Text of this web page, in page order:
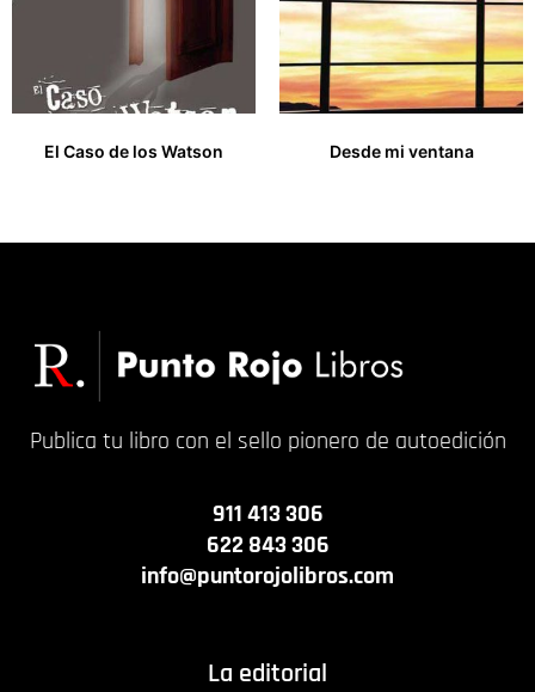
El Caso de los Watson
Desde mi ventana
Publica tu libro con el sello pionero de autoedición
911 413 306
622 843 306
info@puntorojolibros.com
La editorial